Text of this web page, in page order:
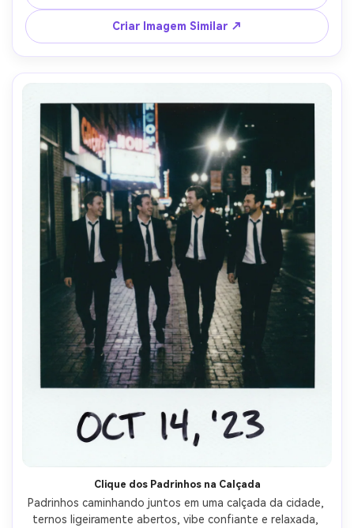
centralizada, legenda manuscrita "melhor equipe" --ar 4:5
Criar Imagem Similar ↗
Clique dos Padrinhos na Calçada
Padrinhos caminhando juntos em uma calçada da cidade,
ternos ligeiramente abertos, vibe confiante e relaxada,